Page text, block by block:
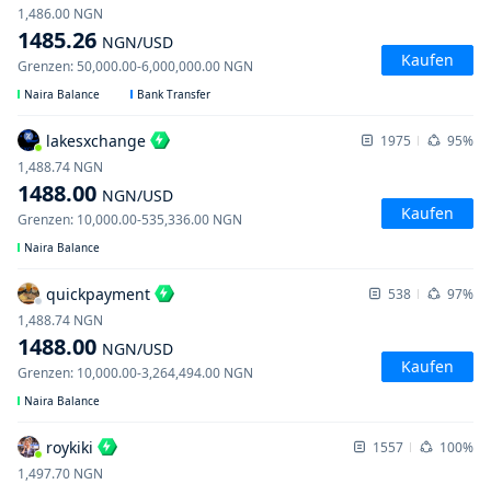
1485.26 NGN/USD
1,486.00 NGN
Grenzen:50,000.00-6,000,000.00 NGN Kaufen
Naira Balance Bank Transfer
lakesxchange 1975 95%
1488.00 NGN/USD
1,488.74 NGN
Grenzen: 10,000.00-535,336.00 NGN Kaufen
Naira Balance
quickpayment 538 97%
1488.00 NGN/USD
1,488.74 NGN
Grenzen: 10,000.00-3,264,494.00 NGN Kaufen
Naira Balance
roykiki 1557 100%
1,497.70 NGN